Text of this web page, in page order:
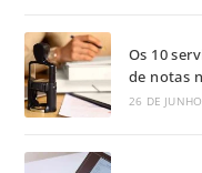
Os 10
de notas
26 DE